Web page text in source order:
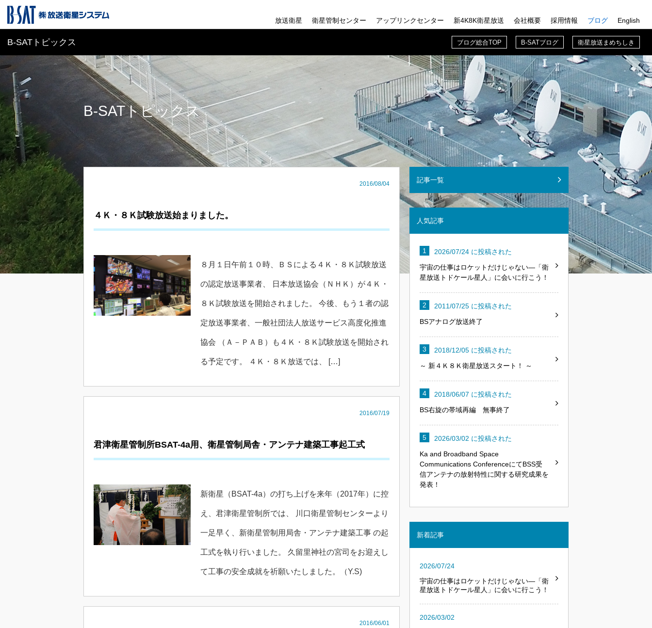
放送衛星 衛星管制センター アップリンクセンター 新4K8K衛星放送
新4K8K衛星放送の歩み
BSAT-4シリーズ
会社概要
会社概要TOP
組織
沿革
採用情報
採用情報TOP
B-SAT入門
業務紹介
先輩紹介
新入社員に聞いてみた
B-SATでの働き方
ブログ
ブログ総合TOP
B-SATトピックス
B-SATブログ
衛星放送まめちしき
English
B-SATトピックス ブログ総合TOP B-SATブログ 衛星放送まめちしき
B-SATトピックス
2016/08/04
４Ｋ・８Ｋ試験放送始まりました。
８月１日午前１０時、ＢＳによる４Ｋ・８Ｋ試験放送
の認定放送事業者、 日本放送協会（ＮＨＫ）が４Ｋ・
８Ｋ試験放送を開始されました。 今後、もう１者の認
定放送事業者、一般社団法人放送サービス高度化推進
協会 （Ａ－ＰＡＢ）も４Ｋ・８Ｋ試験放送を開始され
る予定です。 ４Ｋ・８Ｋ放送では、 […]
2016/07/19
君津衛星管制所BSAT-4a用、衛星管制局舎・アンテナ建築工事起工式
新衛星（BSAT-4a）の打ち上げを来年（2017年）に控
え、君津衛星管制所では、 川口衛星管制センターより
一足早く、新衛星管制用局舎・アンテナ建築工事 の起
工式を執り行いました。 久留里神社の宮司をお迎えし
て工事の安全成就を祈願いたしました。（Y.S)
2016/06/01
記事一覧
人気記事
2026/07/24 に投稿された
宇宙の仕事はロケットだけじゃない―「衛
星放送トドケール星人」に会いに行こう！
2011/07/25 に投稿された
BSアナログ放送終了
2018/12/05 に投稿された
～ 新４Ｋ８Ｋ衛星放送スタート！ ～
2018/06/07 に投稿された
BS右旋の帯域再編 無事終了
2026/03/02 に投稿された
Ka and Broadband Space
Communications ConferenceにてBSS受
信アンテナの放射特性に関する研究成果を
発表！
新着記事
2026/07/24
宇宙の仕事はロケットだけじゃない―「衛
星放送トドケール星人」に会いに行こう！
2026/03/02